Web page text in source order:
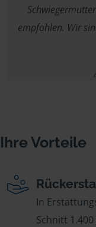
empfohlen. Wir
Ihre Vorteile
In
Schnitt